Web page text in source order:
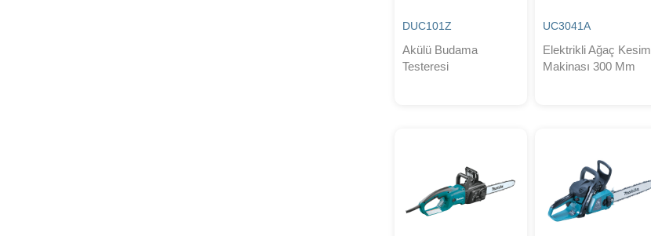
DUC101Z
Akülü Budama
Testeresi
UC3041A
Elektrikli Ağaç Kesim
Makinası 300 Mm